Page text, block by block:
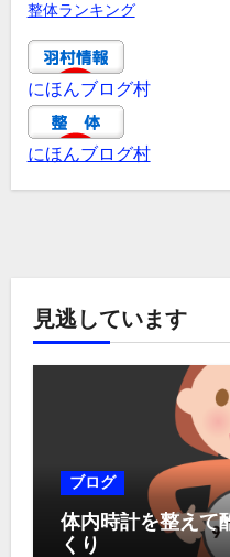
整体ランキング
にほんブログ村
にほんブログ村
見逃しています
ブログ
体内時計を整えて
くり